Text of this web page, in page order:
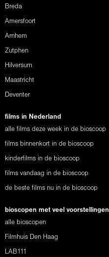
Breda
Amersfoort
Arnhem
Zutphen
Hilversum
Maastricht
Deventer
films in Nederland
alle films deze week in de bioscoop
films binnenkort in de bioscoop
kinderfilms in de bioscoop
films vandaag in de bioscoop
de beste films nu in de bioscoop
bioscopen met veel voorstellingen
alle bioscopen
Filmhuis Den Haag
LAB111